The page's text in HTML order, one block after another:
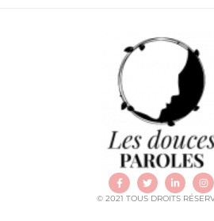
© 2021 TOUS DROITS